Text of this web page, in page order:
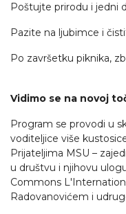
Poštujte prirodu i jedni
Pazite na ljubimce i
Po završetku piknika,
Vidimo se na novoj
Program se provodi u
voditeljice više
Prijateljima MSU –
u društvu i njihovu
Commons
Radovanovićem i